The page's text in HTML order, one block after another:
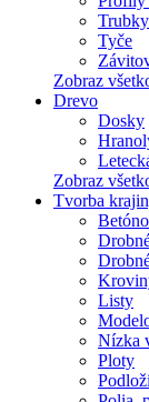
Trubky
Tyče
Zobraz
Drevo
Dosky
Zobraz
Tvorba
Listy
Nízka
Ploty